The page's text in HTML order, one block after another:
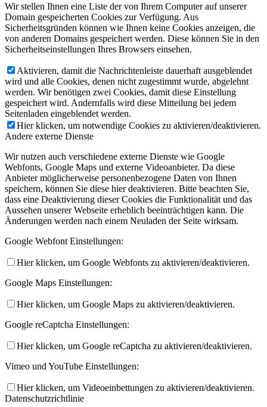
Wir stellen Ihnen eine Liste der von Ihrem Computer auf unserer
Domain gespeicherten Cookies zur Verfügung. Aus
Sicherheitsgründen können wie Ihnen keine Cookies anzeigen, die
von anderen Domains gespeichert werden. Diese können Sie in den
Sicherheitseinstellungen Ihres Browsers einsehen.
Aktivieren, damit die Nachrichtenleiste dauerhaft ausgeblendet
wird und alle Cookies, denen nicht zugestimmt wurde, abgelehnt
werden. Wir benötigen zwei Cookies, damit diese Einstellung
gespeichert wird. Andernfalls wird diese Mitteilung bei jedem
Seitenladen eingeblendet werden.
Hier klicken, um notwendige Cookies zu aktivieren/deaktivieren.
Andere externe Dienste
Wir nutzen auch verschiedene externe Dienste wie Google
Webfonts, Google Maps und externe Videoanbieter. Da diese
Anbieter möglicherweise personenbezogene Daten von Ihnen
speichern, können Sie diese hier deaktivieren. Bitte beachten Sie,
dass eine Deaktivierung dieser Cookies die Funktionalität und das
Aussehen unserer Webseite erheblich beeinträchtigen kann. Die
Änderungen werden nach einem Neuladen der Seite wirksam.
Google Webfont Einstellungen:
Hier klicken, um Google Webfonts zu aktivieren/deaktivieren.
Google Maps Einstellungen:
Hier klicken, um Google Maps zu aktivieren/deaktivieren.
Google reCaptcha Einstellungen:
Hier klicken, um Google reCaptcha zu aktivieren/deaktivieren.
Vimeo und YouTube Einstellungen:
Hier klicken, um Videoeinbettungen zu aktivieren/deaktivieren.
Datenschutzrichtlinie